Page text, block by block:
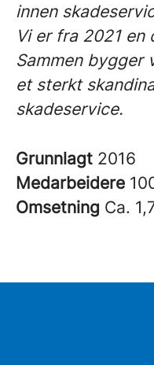
innen
Vi er fra 2021 en
Sammen bygger
et sterkt
skadeservice.
Grunnlagt 2016
Medarbeidere
Omsetning Ca.